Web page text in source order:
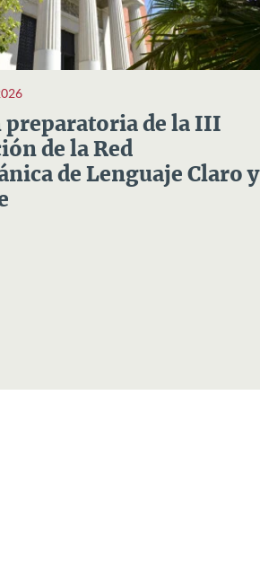
preparatoria de la III
de la Red
de Lenguaje Claro y